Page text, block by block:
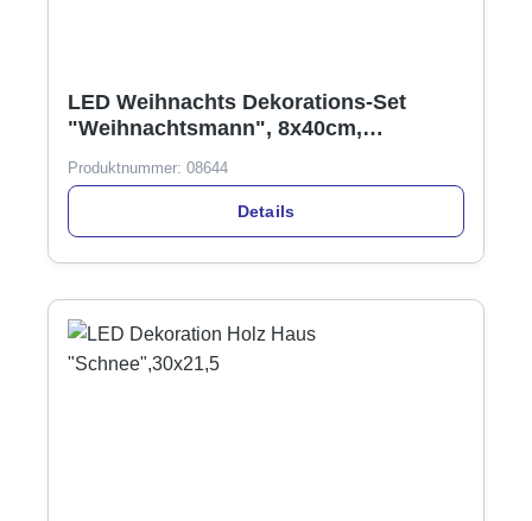
LED Weihnachts Dekorations-Set
"Weihnachtsmann", 8x40cm,
Produktnummer: 08644
Details